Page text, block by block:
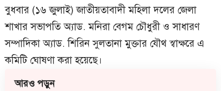
বুধবার (১৬ জুলাই) জাতীয়তাবাদী মহিলা দলের জেলা
শাখার সভাপতি অ্যাড. মনিরা বেগম চৌধুরী ও সাধারণ
সম্পাদিকা অ্যাড. শিরিন সুলতানা মুক্তার যৌথ স্বাক্ষরে এ
কমিটি ঘোষণা করা হয়েছে।
আরও পড়ুন